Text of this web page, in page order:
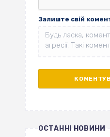
Залиште свій
ОСТАННІ НОВИНИ